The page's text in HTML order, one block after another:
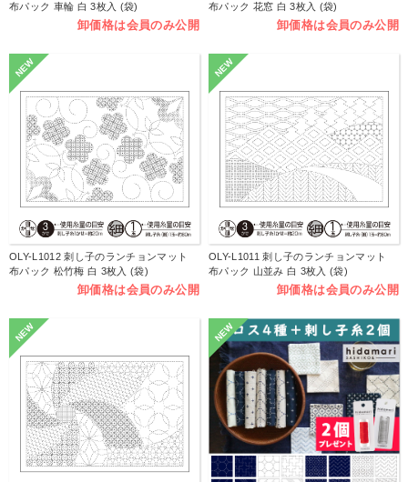
布パック 車輪 白 3枚入 (袋)
卸価格は会員のみ公開
布パック 花窓 白 3枚入 (袋)
卸価格は会員のみ公開
NEW
OLY-L1012 刺し子のランチョンマット
布パック 松竹梅 白 3枚入 (袋)
卸価格は会員のみ公開
NEW
OLY-L1011 刺し子のランチョンマット
布パック 山並み 白 3枚入 (袋)
卸価格は会員のみ公開
NEW NEW